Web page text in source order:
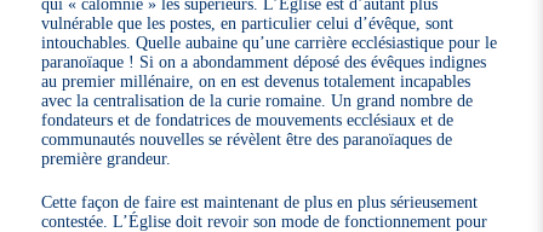
vulnérable que les postes, en particulier celui d’évêque, sont
intouchables. Quelle aubaine qu’une carrière ecclésiastique pour le
paranoïaque ! Si on a abondamment déposé des évêques indignes
au premier millénaire, on en est devenus totalement incapables
avec la centralisation de la curie romaine. Un grand nombre de
fondateurs et de fondatrices de mouvements ecclésiaux et de
communautés nouvelles se révèlent être des paranoïaques de
première grandeur.
Cette façon de faire est maintenant de plus en plus sérieusement
contestée. L’Église doit revoir son mode de fonctionnement pour